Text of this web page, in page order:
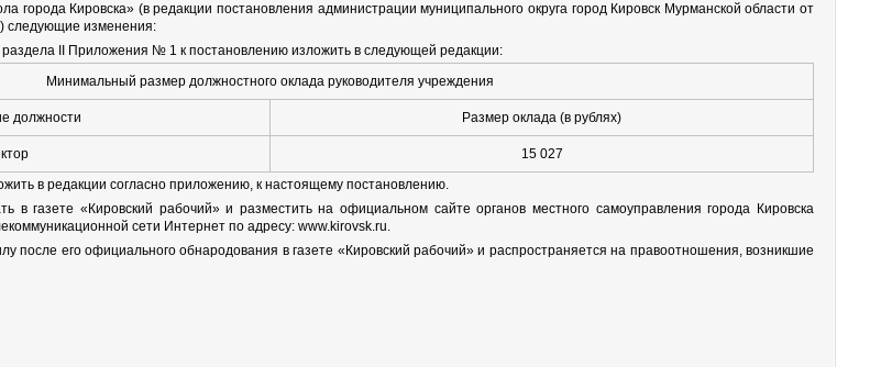
города Кировска» (в редакции постановления администрации муниципального округа город Кировск Мурманской области от
следующие изменения:
раздела II Приложения № 1 к постановлению изложить в следующей редакции:
Минимальный размер должностного оклада руководителя учреждения
должности Размер оклада (в рублях)
15 027
в редакции согласно приложению, к настоящему постановлению.
в газете «Кировский рабочий» и разместить на официальном сайте органов местного самоуправления города Кировска
сети Интернет по адресу: www.kirovsk.ru.
после его официального обнародования в газете «Кировский рабочий» и распространяется на правоотношения, возникшие